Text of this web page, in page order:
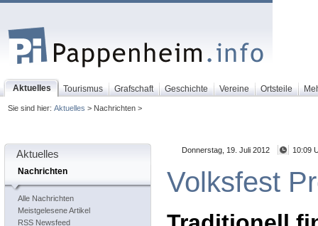
Aktuelles Tourismus Grafschaft Geschichte Vereine Ortsteile
Sie sind hier: Aktuelles > Nachrichten >
Aktuelles
Nachrichten
Alle Nachrichten
Meistgelesene Artikel
RSS Newsfeed
Donnerstag, 19. Juli 2012 10:09
Volksfest